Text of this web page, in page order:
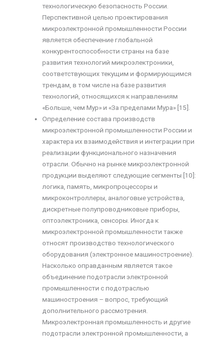
технологическую безопасность России.
Перспективной целью проектирования
микроэлектронной промышленности России
является обеспечение глобальной
конкурентоспособности страны на базе
развития технологий микроэлектроники,
соответствующих текущим и формирующимся
трендам, в том числе на базе развития
технологий, относящихся к направлениям
«Больше, чем Мур» и «За пределами Мура» [15].
Определение состава производств
микроэлектронной промышленности России и
характера их взаимодействия и интеграции при
реализации функционального назначения
отрасли. Обычно на рынке микроэлектронной
продукции выделяют следующие сегменты [10]:
логика, память, микропроцессоры и
микроконтроллеры, аналоговые устройства,
дискретные полупроводниковые приборы,
оптоэлектроника, сенсоры. Иногда к
микроэлектронной промышленности также
относят производство технологического
оборудования (электронное машиностроение).
Насколько оправданным является такое
объединение подотрасли электронной
промышленности с подотраслью
машиностроения – вопрос, требующий
дополнительного рассмотрения.
Микроэлектронная промышленность и другие
подотрасли электронной промышленности, а